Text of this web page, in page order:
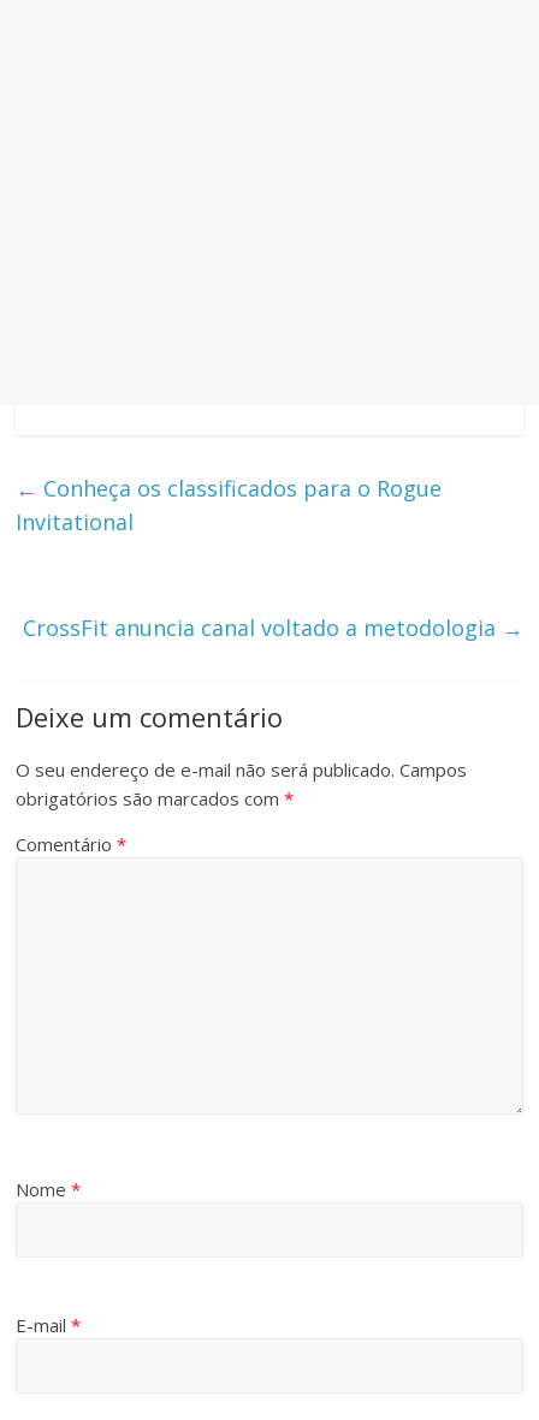
← Conheça os classificados para o Rogue
Invitational
CrossFit anuncia canal voltado a metodologia →
Deixe um comentário
O seu endereço de e-mail não será publicado. Campos
obrigatórios são marcados com*
Comentário*
Nome*
E-mail*